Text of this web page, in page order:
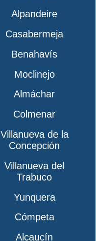
Alpandeire
Casabermeja
Benahavís
Moclinejo
Almáchar
Colmenar
Villanueva de la
Concepción
Villanueva del
Trabuco
Yunquera
Cómpeta
Alcaucín